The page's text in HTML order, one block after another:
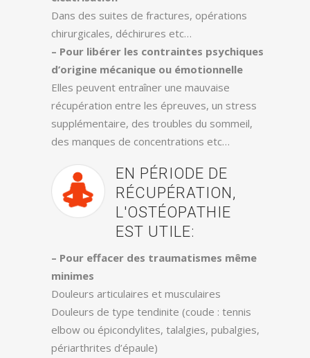
Dans des suites de fractures, opérations
chirurgicales, déchirures etc…
– Pour libérer les contraintes psychiques
d’origine mécanique ou émotionnelle
Elles peuvent entraîner une mauvaise
récupération entre les épreuves, un stress
supplémentaire, des troubles du sommeil,
des manques de concentrations etc…
EN PÉRIODE DE
RÉCUPÉRATION,
L'OSTÉOPATHIE
EST UTILE:
– Pour effacer des traumatismes même
minimes
Douleurs articulaires et musculaires
Douleurs de type tendinite (coude : tennis
elbow ou épicondylites, talalgies, pubalgies,
périarthrites d’épaule)